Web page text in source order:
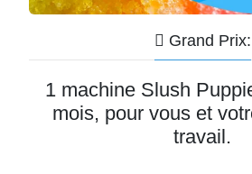
Grand Prix:
1 machine Slush
mois, pour vous et
travail.